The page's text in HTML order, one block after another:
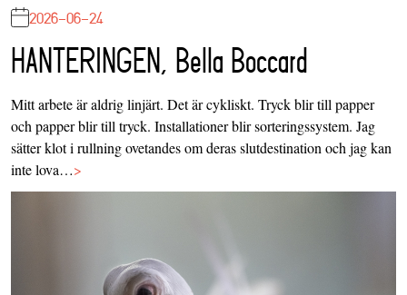
2026-06-24
HANTERINGEN, Bella Boccard
Mitt arbete är aldrig linjärt. Det är cykliskt. Tryck blir till papper
och papper blir till tryck. Installationer blir sorteringssystem. Jag
sätter klot i rullning ovetandes om deras slutdestination och jag kan
inte lova…>